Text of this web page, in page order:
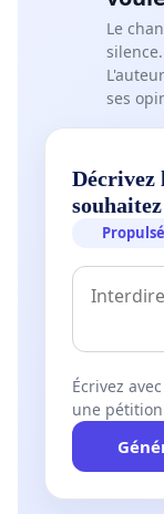
Le
silence.
ses
Décrivez
Écrivez
une